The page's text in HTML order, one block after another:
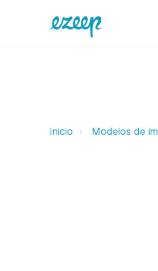
Samsung ezeep
Inicio Modelos de